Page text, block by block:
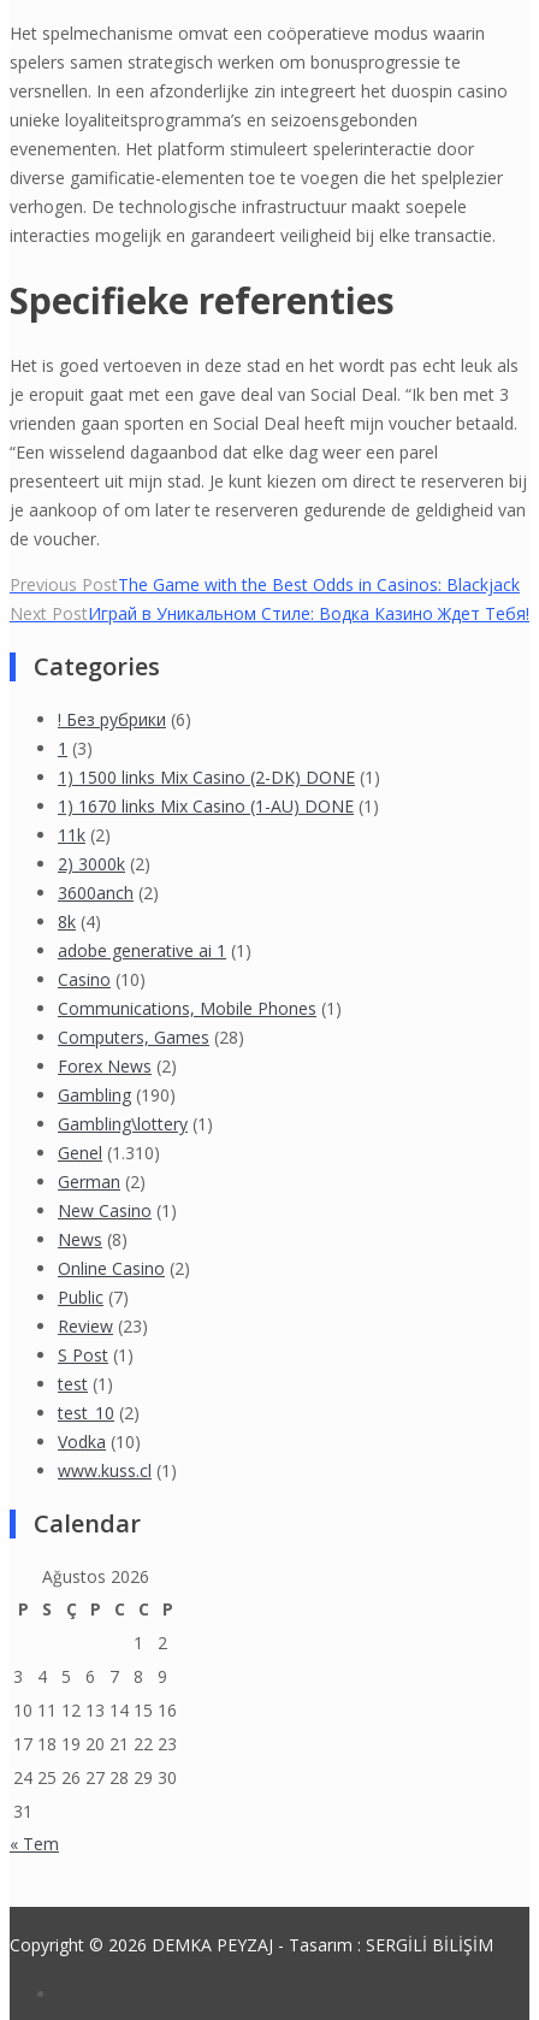
Het spelmechanisme omvat een coöperatieve modus waarin
spelers samen strategisch werken om bonusprogressie te
versnellen. In een afzonderlijke zin integreert het duospin casino
unieke loyaliteitsprogramma’s en seizoensgebonden
evenementen. Het platform stimuleert spelerinteractie door
diverse gamificatie-elementen toe te voegen die het spelplezier
verhogen. De technologische infrastructuur maakt soepele
interacties mogelijk en garandeert veiligheid bij elke transactie.
Specifieke referenties
Het is goed vertoeven in deze stad en het wordt pas echt leuk als
je eropuit gaat met een gave deal van Social Deal. “Ik ben met 3
vrienden gaan sporten en Social Deal heeft mijn voucher betaald.
“Een wisselend dagaanbod dat elke dag weer een parel
presenteert uit mijn stad. Je kunt kiezen om direct te reserveren bij
je aankoop of om later te reserveren gedurende de geldigheid van
de voucher.
Yazı
gezinmesi
Previous PostThe Game with the Best Odds in Casinos: Blackjack
Next PostИграй в Уникальном Стиле: Водка Казино Ждет Тебя!
Categories
! Без рубрики (6)
1 (3)
1) 1500 links Mix Casino (2-DK) DONE (1)
1) 1670 links Mix Casino (1-AU) DONE (1)
11k (2)
2) 3000k (2)
3600anch (2)
8k (4)
adobe generative ai 1 (1)
Casino (10)
Communications, Mobile Phones (1)
Computers, Games (28)
Forex News (2)
Gambling (190)
Gambling\lottery (1)
Genel (1.310)
German (2)
New Casino (1)
News (8)
Online Casino (2)
Public (7)
Review (23)
S Post (1)
test (1)
test_10 (2)
Vodka (10)
www.kuss.cl (1)
Calendar
Ağustos 2026
P
S Ç P C C
P
1
2
3
4 5 6 7 8
9
10 11 12 13 14 15 16
17 18 19 20 21 22 23
24 25 26 27 28 29 30
31
« Tem
Copyright © 2026 DEMKA PEYZAJ - Tasarım : SERGİLİ BİLİŞİM